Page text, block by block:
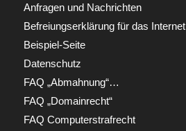
Anfragen und Nachrichten
Befreiungserklärung für das Internet
Beispiel-Seite
Datenschutz
FAQ „Abmahnung“…
FAQ „Domainrecht“
FAQ Computerstrafrecht